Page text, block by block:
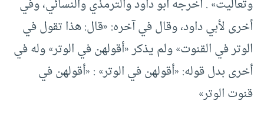
وتعاليت» . أخرجه أبو داود والترمذي والنسائي، وفي
أخرى لأبي داود، وقال في آخره: «قال: هذا تقول في
الوتر في القنوت» ولم يذكر «أقولهن في الوتر» وله في
أخرى بدل قوله: «أقولهن في الوتر» : «أقولهن في
قنوت الوتر»